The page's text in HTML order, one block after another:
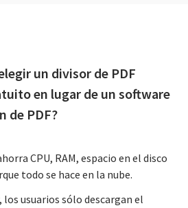
un divisor de PDF
en lugar de un software
de PDF?
CPU, RAM, espacio en el disco
todo se hace en la nube.
los usuarios sólo descargan el